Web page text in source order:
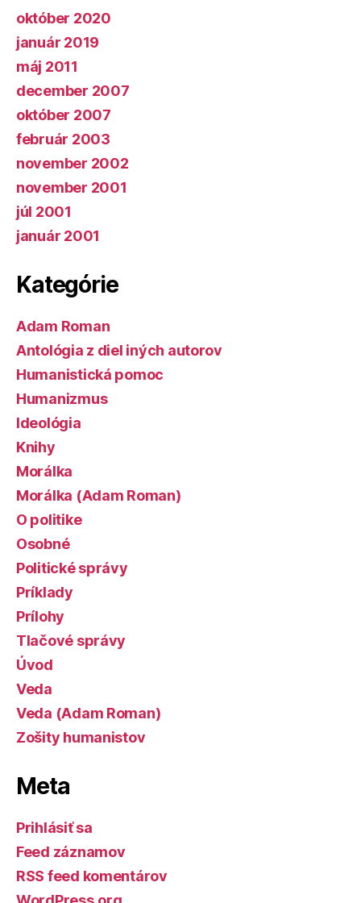
október 2020
január 2019
máj 2011
december 2007
október 2007
február 2003
november 2002
november 2001
júl 2001
január 2001
Kategórie
Adam Roman
Antológia z diel iných autorov
Humanistická pomoc
Humanizmus
Ideológia
Knihy
Morálka
Morálka (Adam Roman)
O politike
Osobné
Politické správy
Príklady
Prílohy
Tlačové správy
Úvod
Veda
Veda (Adam Roman)
Zošity humanistov
Meta
Prihlásiť sa
Feed záznamov
RSS feed komentárov